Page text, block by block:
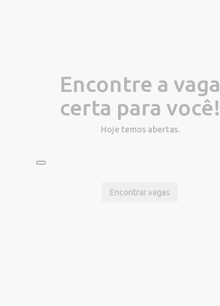
Encontre a vaga
certa para você!
Hoje temos abertas.
Encontrar vagas